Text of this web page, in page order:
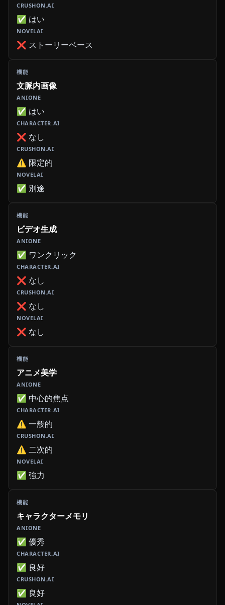
✅ はい
❌ ストーリーベース
文脈内画像
✅ はい
❌ なし
⚠️ 限定的
✅ 別途
ビデオ生成
✅ ワンクリック
❌ なし
❌ なし
❌ なし
アニメ美学
✅ 中心的焦点
⚠️ 一般的
⚠️ 二次的
✅ 強力
キャラクターメモリ
✅ 優秀
✅ 良好
✅ 良好